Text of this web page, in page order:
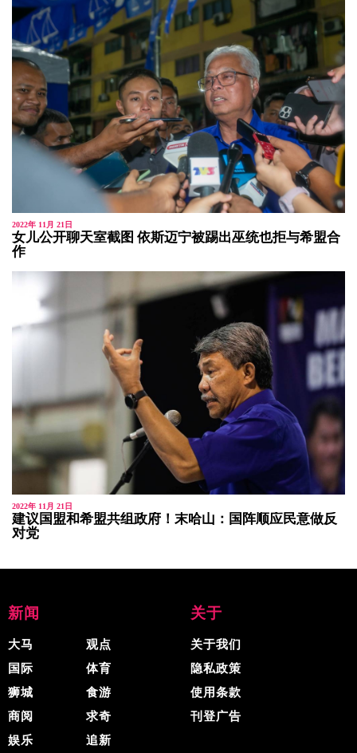
2022年 11月 21日
女儿公开聊天室截图 依斯迈宁被踢出巫统也拒与希盟合
作
2022年 11月 21日
建议国盟和希盟共组政府！末哈山：国阵顺应民意做反
对党
新闻
大马
国际
狮城
商阅
娱乐
观点
体育
食游
求奇
追新
关于
关于我们
隐私政策
使用条款
刊登广告